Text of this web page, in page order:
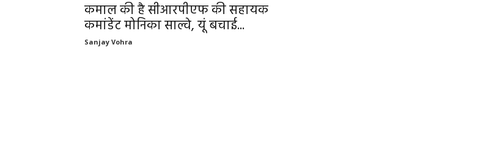
कमाल की है सीआरपीएफ की सहायक
कमांडेंट मोनिका साल्वे, यूं बचाई...
Sanjay Vohra